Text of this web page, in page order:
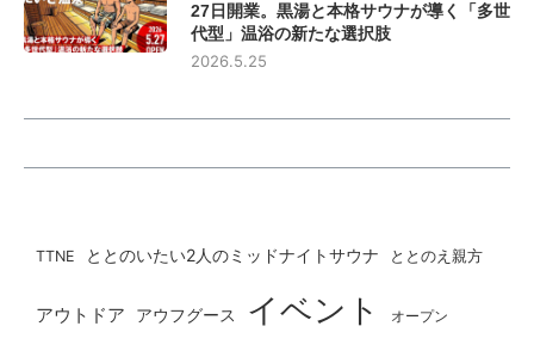
27日開業。黒湯と本格サウナが導く「多世
代型」温浴の新たな選択肢
2026.5.25
TTNE ととのいたい2人のミッドナイトサウナ ととのえ親方
アウトドア アウフグース イベント オープン